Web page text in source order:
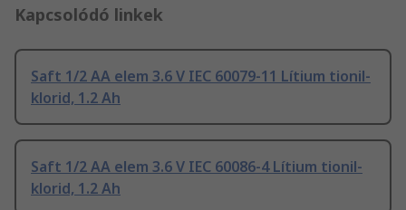
Kapcsolódó linkek
Saft 1/2 AA elem 3.6 V IEC 60079-11 Lítium tionil-
klorid, 1.2 Ah
Saft 1/2 AA elem 3.6 V IEC 60086-4 Lítium tionil-
klorid, 1.2 Ah